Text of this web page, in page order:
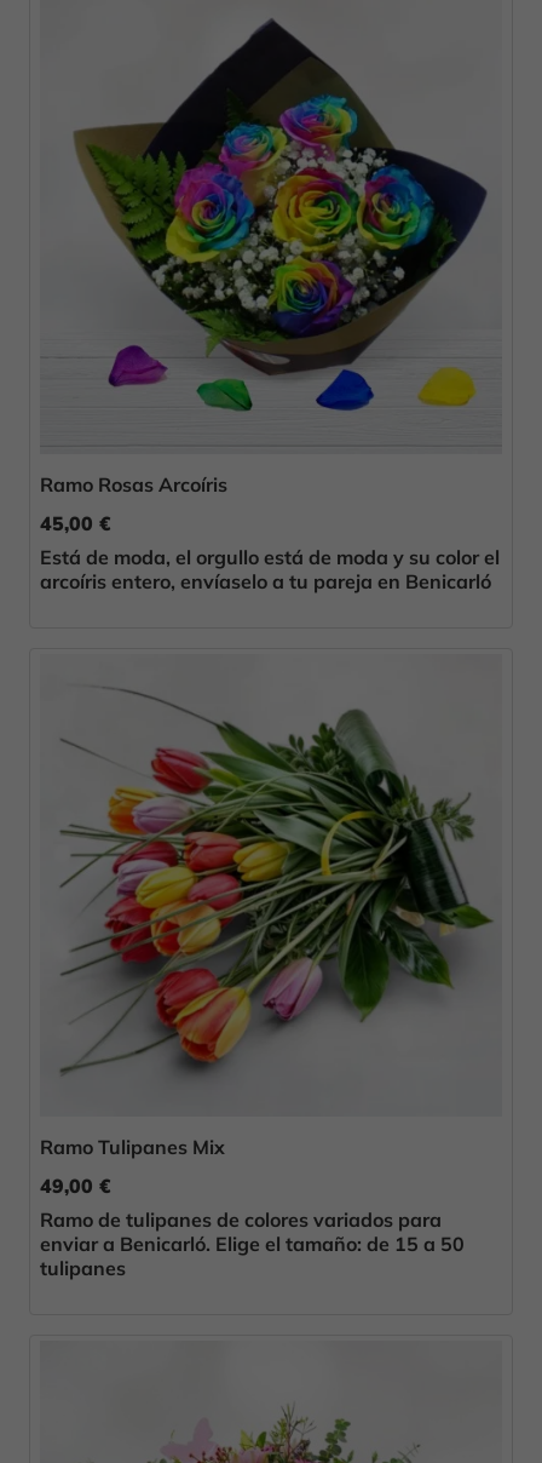
Ramo Rosas Arcoíris
45,00 €
Está de moda, el orgullo está de moda y su color el
arcoíris entero, envíaselo a tu pareja en Benicarló
Ramo Tulipanes Mix
49,00 €
Ramo de tulipanes de colores variados para
enviar a Benicarló. Elige el tamaño: de 15 a 50
tulipanes